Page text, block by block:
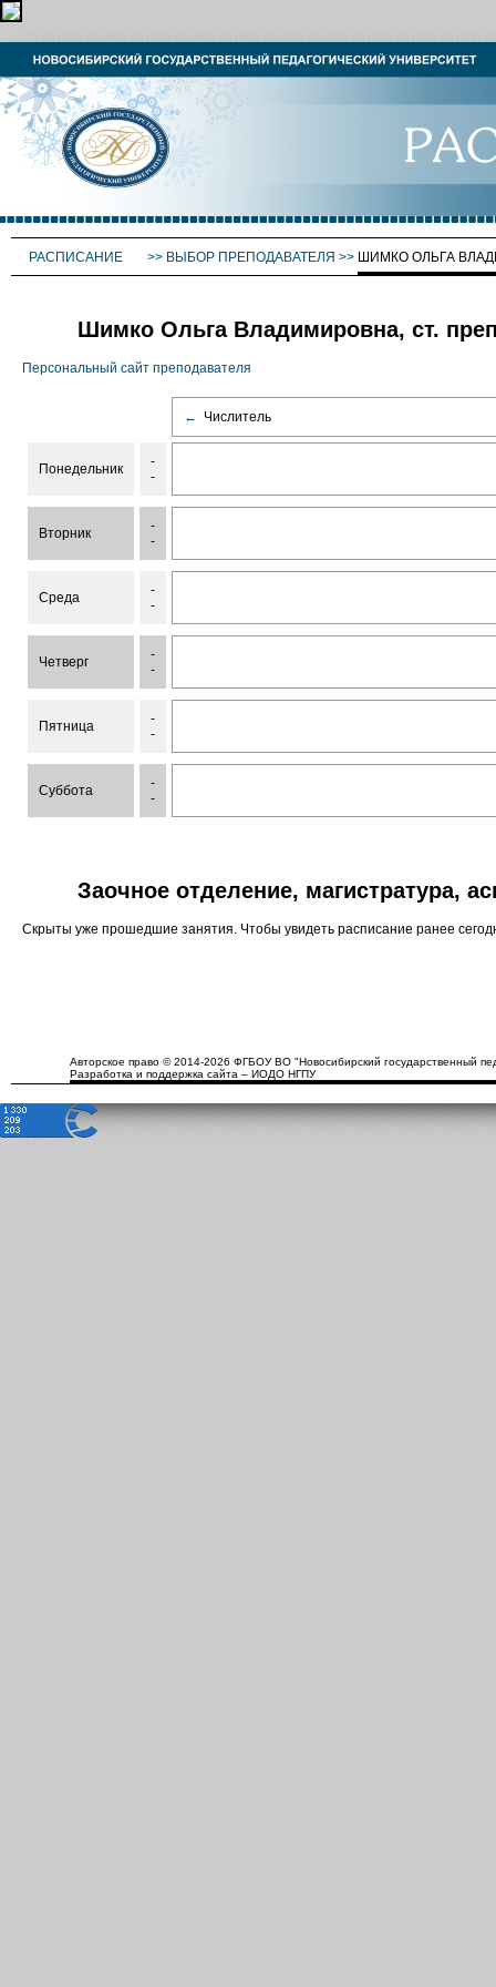
РАСПИСАНИЕ >> ВЫБОР ПРЕПОДАВАТЕЛЯ >> ШИМКО ОЛЬГА
Шимко Ольга Владимировна, ст.
Персональный сайт преподавателя
← Числитель
Понедельник
-
-
Вторник
-
-
Среда
-
-
Четверг
-
-
Пятница
-
-
Суббота
-
-
Заочное отделение, магистратура,
Скрыты уже прошедшие занятия. Чтобы увидеть расписание ранее
Авторское право © 2014-2026 ФГБОУ ВО "Новосибирский государственный
Разработка и поддержка сайта – ИОДО НГПУ